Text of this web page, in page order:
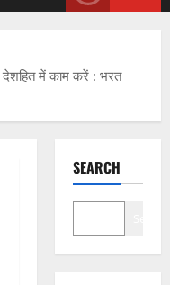
में काम करें : भरत
SEARCH